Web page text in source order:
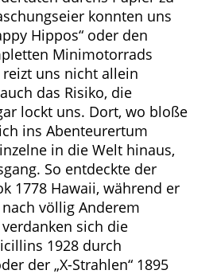
konnten uns
Hippos“ oder den
Minimotorrads
uns nicht allein
das Risiko, die
lockt uns. Dort, wo bloße
ins Abenteurertum
in die Welt hinaus,
So entdeckte der
1778 Hawaii, während er
völlig Anderem
sich die
1928 durch
der „X-Strahlen“ 1895